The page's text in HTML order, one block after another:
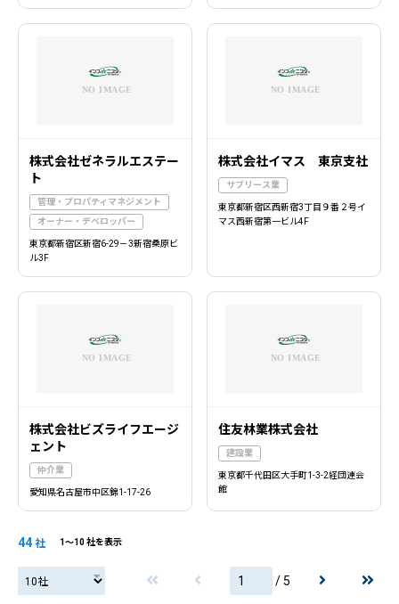
株式会社ゼネラルエステー
ト
管理・プロパティマネジメント
オーナー・デベロッパー
東京都新宿区新宿6-29－3新宿桑原ビ
ル3F
株式会社イマス 東京支社
サブリース業
東京都新宿区西新宿3丁目９番２号イ
マス西新宿第一ビル4F
株式会社ビズライフエージ
ェント
仲介業
愛知県名古屋市中区錦1-17-26
住友林業株式会社
建設業
東京都千代田区大手町1-3-2経団連会
館
44 社 1〜10 社を表示
20社 / 5